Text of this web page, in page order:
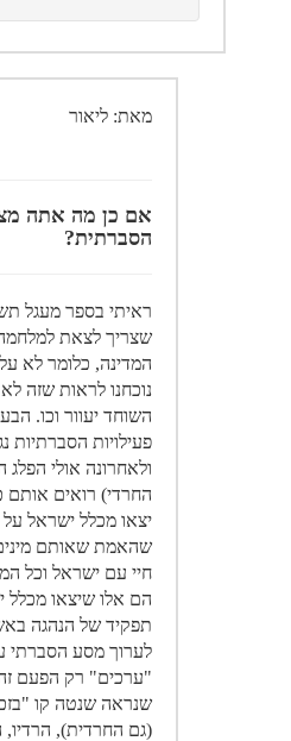
מאת: ליאור
אם כן מה אתה
הסברתית?
ראיתי בספר מעגל
שצריך לצאת
המדינה, כלומר לא
נוכחנו לראות שזה
השוחד יעוור וכו.
פעילויות הסברתיות
ולאחרונה אולי הפלג
החרדי) רואים אותם
יצאו מכלל ישראל
שהאמת שאותם
חיי עם ישראל וכל
הם אלו שיצאו מכלל
תפקיד של הנהגה
לערוך מסע הסברתי
"ערכים" רק הפעם זה
שנראה שנטה קו
(גם החרדית), הרדיו,